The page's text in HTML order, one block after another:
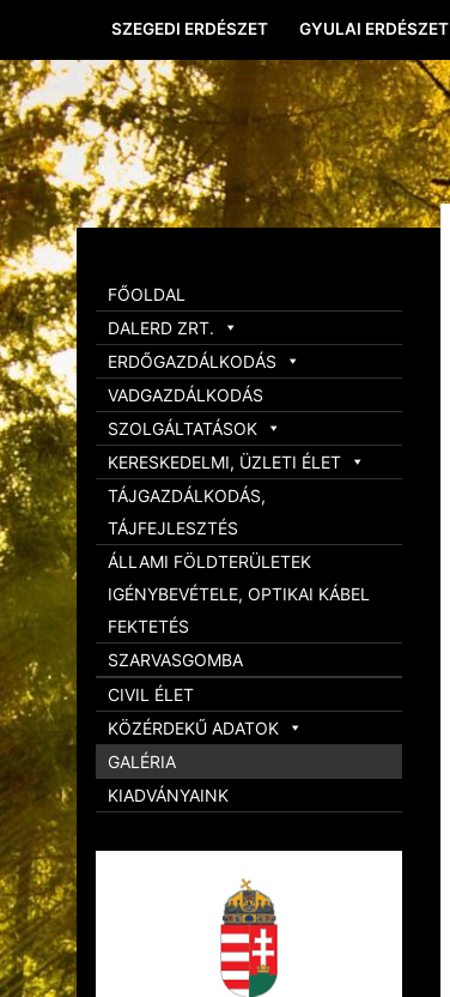
SZEGEDI ERDÉSZET GYULAI ERDÉSZET
FŐOLDAL
DALERD ZRT.
ERDŐGAZDÁLKODÁS
VADGAZDÁLKODÁS
SZOLGÁLTATÁSOK
KERESKEDELMI, ÜZLETI ÉLET
TÁJGAZDÁLKODÁS,
TÁJFEJLESZTÉS
ÁLLAMI FÖLDTERÜLETEK
IGÉNYBEVÉTELE, OPTIKAI KÁBEL
FEKTETÉS
SZARVASGOMBA
CIVIL ÉLET
KÖZÉRDEKŰ ADATOK
GALÉRIA
KIADVÁNYAINK